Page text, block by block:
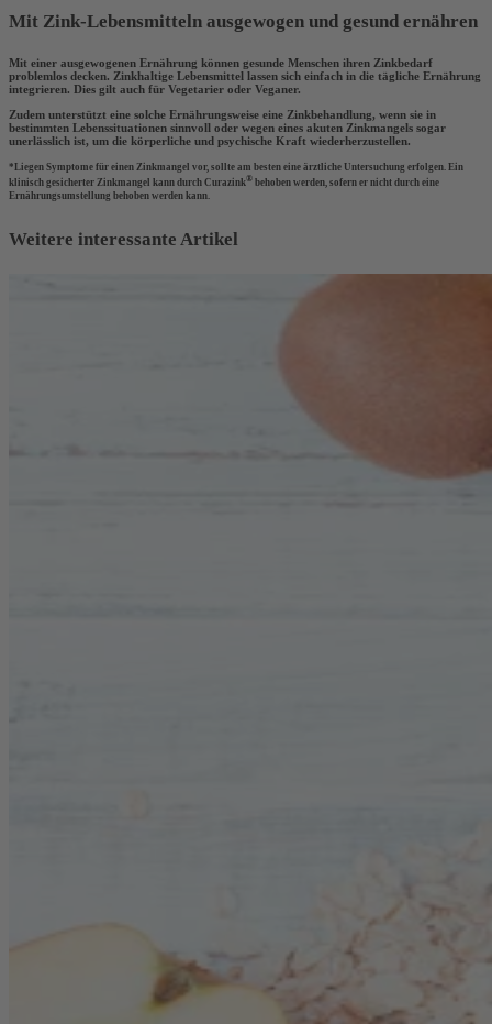
Mit Zink-Lebensmitteln ausgewogen und gesund ernähren
Mit einer ausgewogenen Ernährung können gesunde Menschen ihren Zinkbedarf
problemlos decken. Zinkhaltige Lebensmittel lassen sich einfach in die tägliche Ernährung
integrieren. Dies gilt auch für Vegetarier oder Veganer.
Zudem unterstützt eine solche Ernährungsweise eine Zinkbehandlung, wenn sie in
bestimmten Lebenssituationen sinnvoll
oder wegen eines akuten Zinkmangels sogar
unerlässlich ist, um die körperliche und psychische Kraft wiederherzustellen.
*Liegen Symptome für einen Zinkmangel vor, sollte am besten eine ärztliche Untersuchung erfolgen. Ein
klinisch gesicherter Zinkmangel kann durch Curazink® behoben werden, sofern er nicht durch eine
Ernährungsumstellung behoben werden kann.
Weitere interessante Artikel